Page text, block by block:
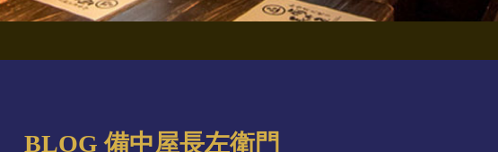
BLOG 備中屋長左衛門